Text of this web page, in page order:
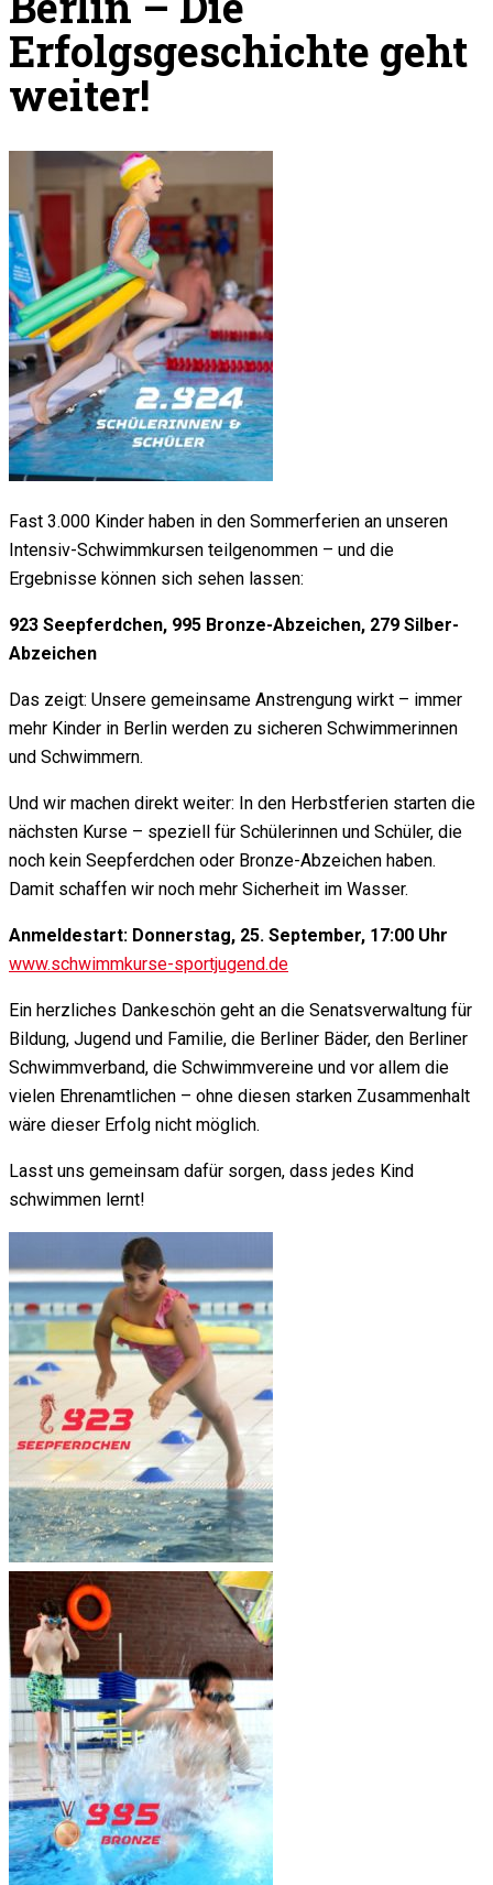
Erfolgsgeschichte geht
weiter!
Fast 3.000 Kinder haben in den Sommerferien an unseren
Intensiv-Schwimmkursen teilgenommen – und die
Ergebnisse können sich sehen lassen:
923 Seepferdchen, 995 Bronze-Abzeichen, 279 Silber-
Abzeichen
Das zeigt: Unsere gemeinsame Anstrengung wirkt – immer
mehr Kinder in Berlin werden zu sicheren Schwimmerinnen
und Schwimmern.
Und wir machen direkt weiter: In den Herbstferien starten die
nächsten Kurse – speziell für Schülerinnen und Schüler, die
noch kein Seepferdchen oder Bronze-Abzeichen haben.
Damit schaffen wir noch mehr Sicherheit im Wasser.
Anmeldestart: Donnerstag, 25. September, 17:00 Uhr
www.schwimmkurse-sportjugend.de
Ein herzliches Dankeschön geht an die Senatsverwaltung für
Bildung, Jugend und Familie, die Berliner Bäder, den Berliner
Schwimmverband, die Schwimmvereine und vor allem die
vielen Ehrenamtlichen – ohne diesen starken Zusammenhalt
wäre dieser Erfolg nicht möglich.
Lasst uns gemeinsam dafür sorgen, dass jedes Kind
schwimmen lernt!